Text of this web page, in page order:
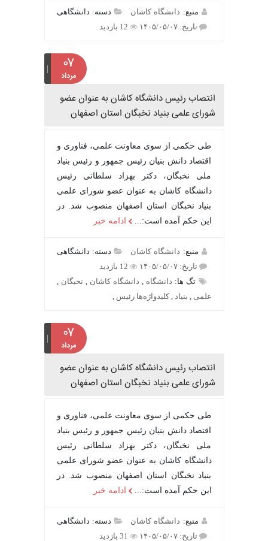
منبع:دانشگاه کاشان
دسته: دانشگاهی
تاریخ: ۱۴۰۵/۰۵/۰۷
12 بازدید
۰۷
مرداد
انتصاب رئیس دانشگاه کاشان به عنوان عضو
شورای علمی بنیاد نخبگان استان اصفهان
طی حکمی از سوی معاونت علمی، فناوری و
اقتصاد دانش بنیان رئیس جمهور و رئیس بنیاد
ملی نخبگان، دکتر بهزاد سلطانی رئیس
دانشگاه کاشان به عنوان عضو شورای علمی
بنیاد نخبگان استان اصفهان منصوب شد. در
این حکم آمده است:...
ادامه خبر
منبع:دانشگاه کاشان
دسته: دانشگاهی
تاریخ: ۱۴۰۵/۰۵/۰۷
12 بازدید
تگ ها: دانشگاه,دانشگاه کاشان ,نخبگان ,
بنیاد, کلیدواژه‌ها رئیس,
۰۷
مرداد
انتصاب رئیس دانشگاه کاشان به عنوان عضو
شورای علمی بنیاد نخبگان استان اصفهان
طی حکمی از سوی معاونت علمی، فناوری و
اقتصاد دانش بنیان رئیس جمهور و رئیس بنیاد
ملی نخبگان، دکتر بهزاد سلطانی رئیس
دانشگاه کاشان به عنوان عضو شورای علمی
بنیاد نخبگان استان اصفهان منصوب شد. در
این حکم آمده است:...
ادامه خبر
منبع:دانشگاه کاشان
دسته: دانشگاهی
تاریخ: ۱۴۰۵/۰۵/۰۷
31 بازدید